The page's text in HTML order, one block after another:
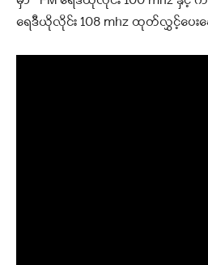
ရေဒီယိုလိုင်း 108 mhz ထုတ်လွှင့်ပေး